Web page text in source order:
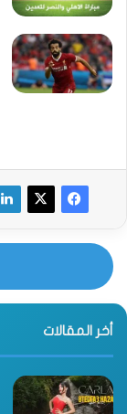
أخر المقالات